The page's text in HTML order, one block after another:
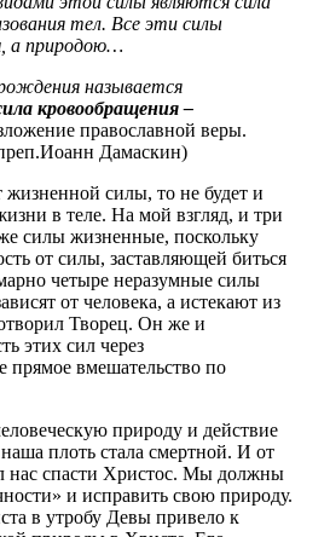
тел. Все эти силы
а природою…
называется
кровообращения –
православной веры.
Дамаскин)
жизненной силы, то не будет и
в теле. На мой взгляд, и три
силы жизненные, поскольку
от силы, заставляющей биться
четыре неразумные силы
от человека, а истекают из
Творец. Он же и
этих сил через
прямое вмешательство по
природу и действие
плоть стала смертной. И от
нас спасти Христос. Мы должны
и исправить свою природу.
в утробу Девы привело к